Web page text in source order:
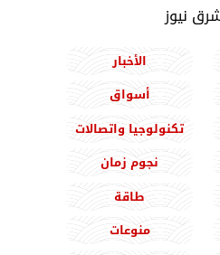
نيوز
الأخبار
أسواق
تكنولوجيا واتصالات
نجوم زمان
طاقة
منوعات